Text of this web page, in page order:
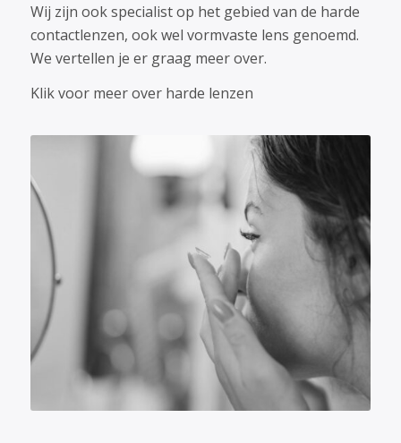
Wij zijn ook specialist op het gebied van de harde
contactlenzen, ook wel vormvaste lens genoemd.
We vertellen je er graag meer over.
Klik voor meer over harde lenzen